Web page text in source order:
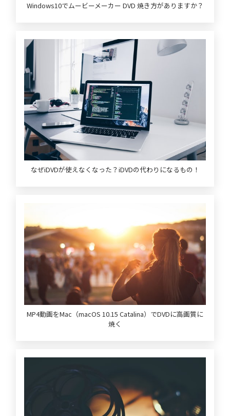
Windows10でムービーメーカー DVD 焼き方がありますか？
なぜiDVDが使えなくなった？iDVDの代わりになるもの！
MP4動画をMac（macOS 10.15 Catalina）でDVDに高画質に
焼く